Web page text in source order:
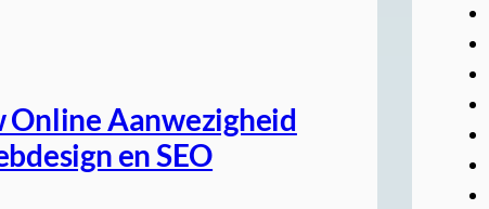
Aanwezigheid
en SEO